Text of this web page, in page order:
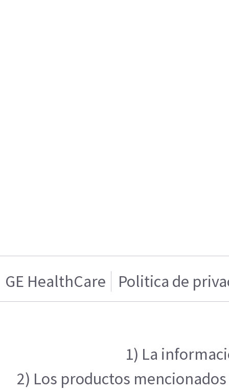
GE HealthCare Politica de
1) La
2) Los productos